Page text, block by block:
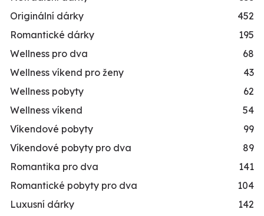
Originální dárky
452
Romantické dárky
195
Wellness pro dva
68
Wellness víkend pro ženy
43
Wellness pobyty
62
Wellness víkend
54
Víkendové pobyty
99
Víkendové pobyty pro dva
89
Romantika pro dva
141
Romantické pobyty pro dva
104
Luxusní dárky
142